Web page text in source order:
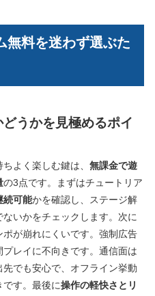
無料を迷わず選ぶた
うかを見極めるポイ
よく楽しむ鍵は、 無課金で遊
の3点です。まずはチュートリア
続可能かを確認し、ステージ解
いかをチェックします。次に
ポが崩れにくいです。強制広告
レイに不向きです。通信面は
先でも安心で、オフライン挙動
す。最後に操作の軽快さとリ